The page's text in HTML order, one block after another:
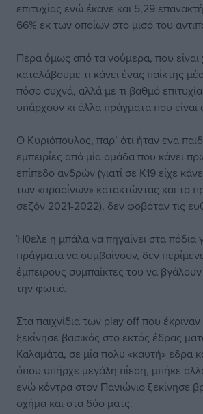
επιτυχίας ενώ έκανε και 5,29
66% εκ των οποίων στο μισό του
Πέρα όμως από τα νούμερα, που είναι
καταλάβουμε τι κάνει ένας παίκτης
πόσο συχνά, αλλά με τι βαθμό
υπάρχουν κι άλλα πράγματα που είναι
Ο Κυριόπουλος, παρ’ ότι ήταν ένα
εμπειρίες από μία ομάδα που κάνει
επίπεδο ανδρών (γιατί σε Κ19 είχε
των «πρασίνων» κατακτώντας και το
σεζόν 2021-2022), δεν φοβόταν τις
Ήθελε η μπάλα να πηγαίνει στα πόδια
πράγματα να συμβαίνουν, δεν
έμπειρους συμπαίκτες του να
την φωτιά.
Στα παιχνίδια των play off που έκριναν
ξεκίνησε βασικός στο εκτός έδρας
Καλαμάτα, σε μία πολύ «καυτή» έδρα
όπου υπήρχε μεγάλη πίεση, μπήκε
ενώ κόντρα στον Πανιώνιο ξεκίνησε
σχήμα και στα δύο ματς.